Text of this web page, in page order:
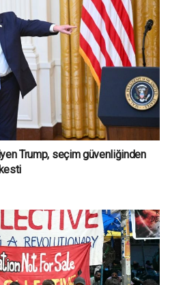
Trump, seçim güvenliğinden